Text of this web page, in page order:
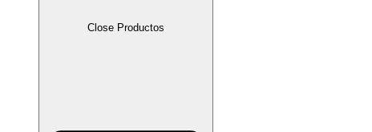
Close Productos